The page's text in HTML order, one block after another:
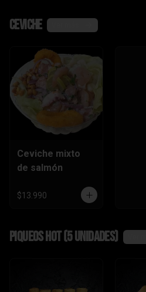
Ceviche
Ceviche mixto
de salmón
$13.990
Piqueos hot (5 unidades)